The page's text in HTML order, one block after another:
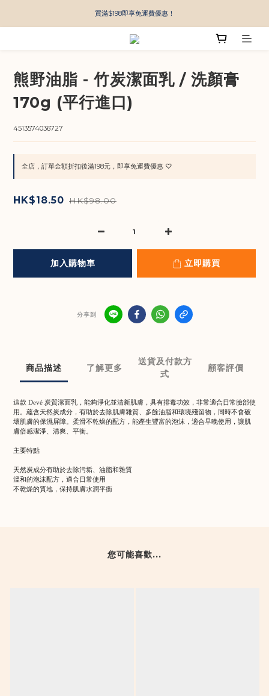
買滿$198即享免運費優惠！
熊野油脂 - 竹炭潔面乳 / 洗顏膏
170g (平行進口)
4513574036727
全店，訂單金額折扣後滿198元，即享免運費優惠 ♡
HK$18.50 HK$98.00
加入購物車 立即購買
分享到
商品描述 了解更多
送貨及付款方
式
顧客評價
這款 Devé 炭質潔面乳，能夠淨化並清新肌膚，具有排毒功效，非常適合日常臉部使
用。蘊含天然炭成分，有助於去除肌膚雜質、多餘油脂和環境殘留物，同時不會破
壞肌膚的保濕屏障。柔滑不乾燥的配方，能產生豐富的泡沫，適合早晚使用，讓肌
膚倍感潔淨、清爽、平衡。
主要特點
天然炭成分有助於去除污垢、油脂和雜質
溫和的泡沫配方，適合日常使用
不乾燥的質地，保持肌膚水潤平衡
您可能喜歡...